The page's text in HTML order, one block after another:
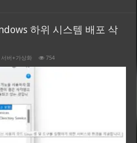
하위 시스템 배포 삭
서버+가상화 754